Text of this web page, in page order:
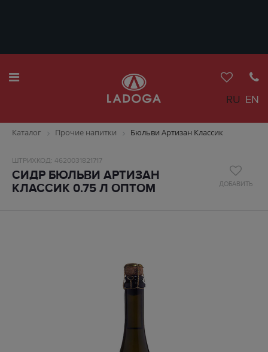
RU EN
Каталог Прочие напитки Бюльви Артизан Классик
ШТРИХКОД: 4620031821717
СИДР БЮЛЬВИ АРТИЗАН
КЛАССИК 0.75 Л ОПТОМ
ДОБАВИТЬ